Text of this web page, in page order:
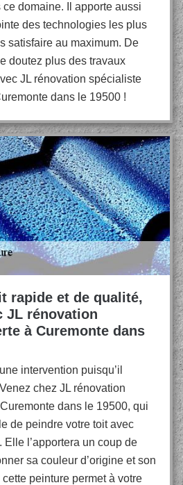
domaine. Il apporte aussi
des technologies les plus
satisfaire au maximum. De
doutez plus des travaux
JL rénovation spécialiste
dans le 19500 !
rapide et de qualité,
JL rénovation
à Curemonte dans
intervention puisqu’il
chez JL rénovation
dans le 19500, qui
de peindre votre toit avec
l’apportera un coup de
sa couleur d’origine et son
peinture permet à votre